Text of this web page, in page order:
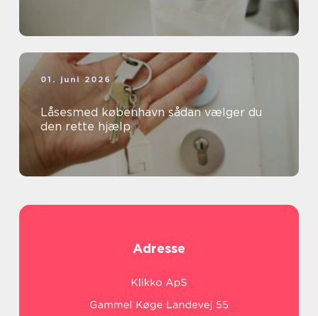
01. juni 2026
Låsesmed københavn sådan vælger du
den rette hjælp
Adresse